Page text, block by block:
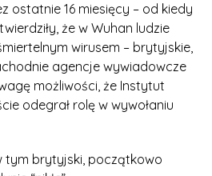
ostatnie 16 miesięcy – od kiedy
że w Wuhan ludzie
wirusem – brytyjskie,
agencje wywiadowcze
możliwości, że Instytut
odegrał rolę w wywołaniu
tym brytyjski, początkowo